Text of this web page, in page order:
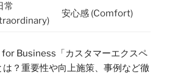
常
安心感 (Comfort)
Business「カスタマーエクスペ
は？ 重要性や向上施策、 事例など徹